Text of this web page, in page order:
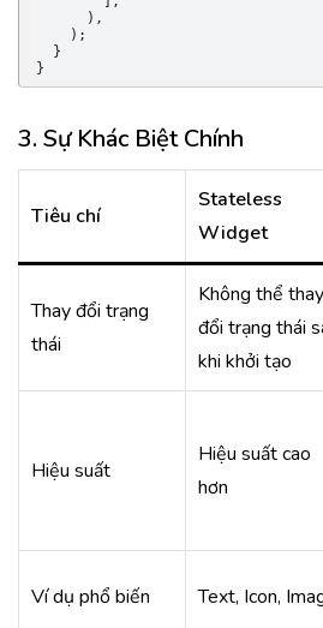
}
3. Sự Khác Biệt Chính
Tiêu chí
Stateless
Widget
Thay đổi trạng
thái
Không thể thay
đổi trạng thái
khi khởi tạo
Hiệu suất
Hiệu suất cao
hơn
Ví dụ phổ biến Text, Icon,